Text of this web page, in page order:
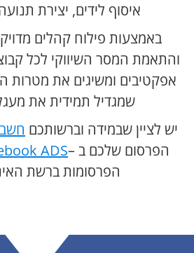
איסוף לידים, יצירת
באמצעות פילוח קהלים
והתאמת המסר השיווקי לכל
אפקטיבים ומשיגים את מטרות
שמגדיל תמידית את
יש לציין שבמידה וברשותכם
הפרסום שלכם ב –ADS
הפרסומות ברשת